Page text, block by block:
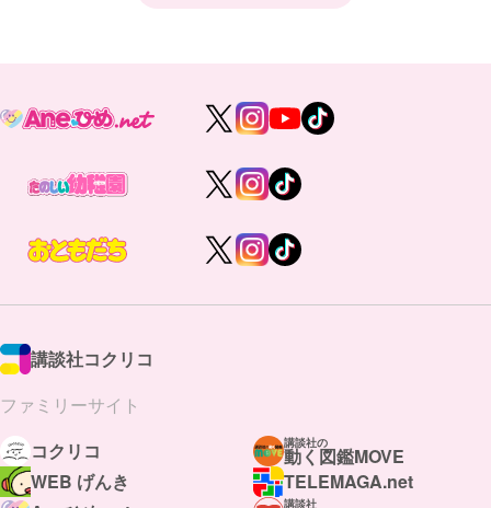
講談社コクリコ
ファミリーサイト
コクリコ
講談社の
動く図鑑MOVE
WEB げんき
TELEMAGA.net
講談社